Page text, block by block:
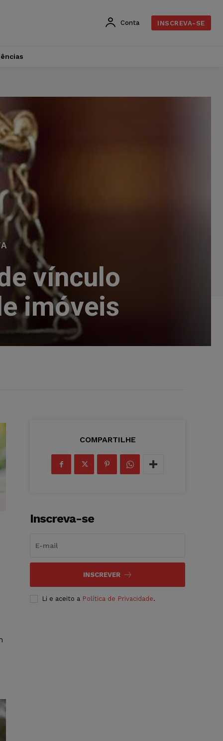
Conta INSCREVA-SE
vínculo
imóveis
COMPARTILHE
Inscreva-se
INSCREVER
Li e aceito a Política de Privacidade.